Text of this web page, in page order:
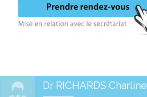
Dr RICHARDS Charline